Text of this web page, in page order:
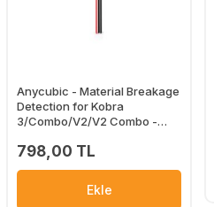
Anycubic - Material Breakage
Detection for Kobra
3/Combo/V2/V2 Combo -
798,00 TL
Ekle